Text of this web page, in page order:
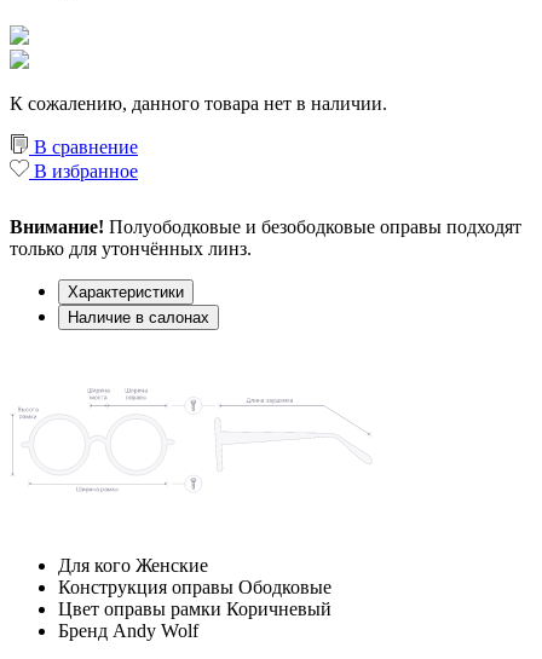
К сожалению, данного товара нет в наличии.
В сравнение
В избранное
Внимание! Полуободковые и безободковые оправы подходят
только для утончённых линз.
Характеристики
Наличие в салонах
Для кого Женские
Конструкция оправы Ободковые
Цвет оправы рамки Коричневый
Бренд Andy Wolf